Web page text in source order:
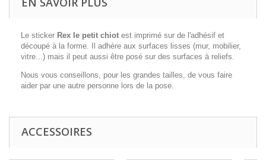
Le sticker Rex le petit chiot est imprimé sur de l'adhésif et
découpé à la forme. Il adhère aux surfaces lisses (mur, mobilier,
vitre...) mais il peut aussi être posé sur des surfaces à reliefs.
Nous vous conseillons, pour les grandes tailles, de vous faire
aider par une autre personne lors de la pose.
ACCESSOIRES